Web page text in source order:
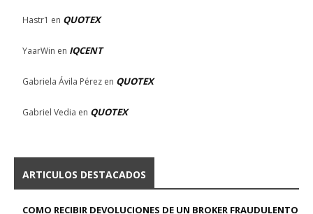
Hastr1 en QUOTEX
YaarWin en IQCENT
Gabriela Ávila Pérez en QUOTEX
Gabriel Vedia en QUOTEX
ARTICULOS DESTACADOS
COMO RECIBIR DEVOLUCIONES DE UN BROKER FRAUDULENTO